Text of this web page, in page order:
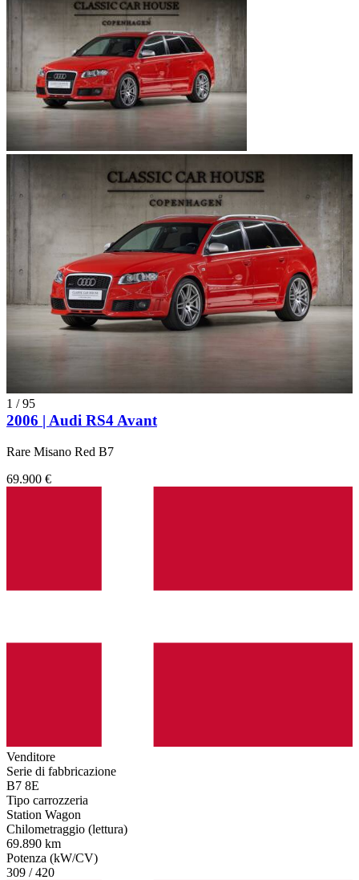
1 /95
2006 | Audi RS4 Avant
Rare Misano Red B7
69.900 €
Venditore
Serie di fabbricazione
B7 8E
Tipo carrozzeria
Station Wagon
Chilometraggio (lettura)
69.890 km
Potenza (kW/CV)
309 / 420